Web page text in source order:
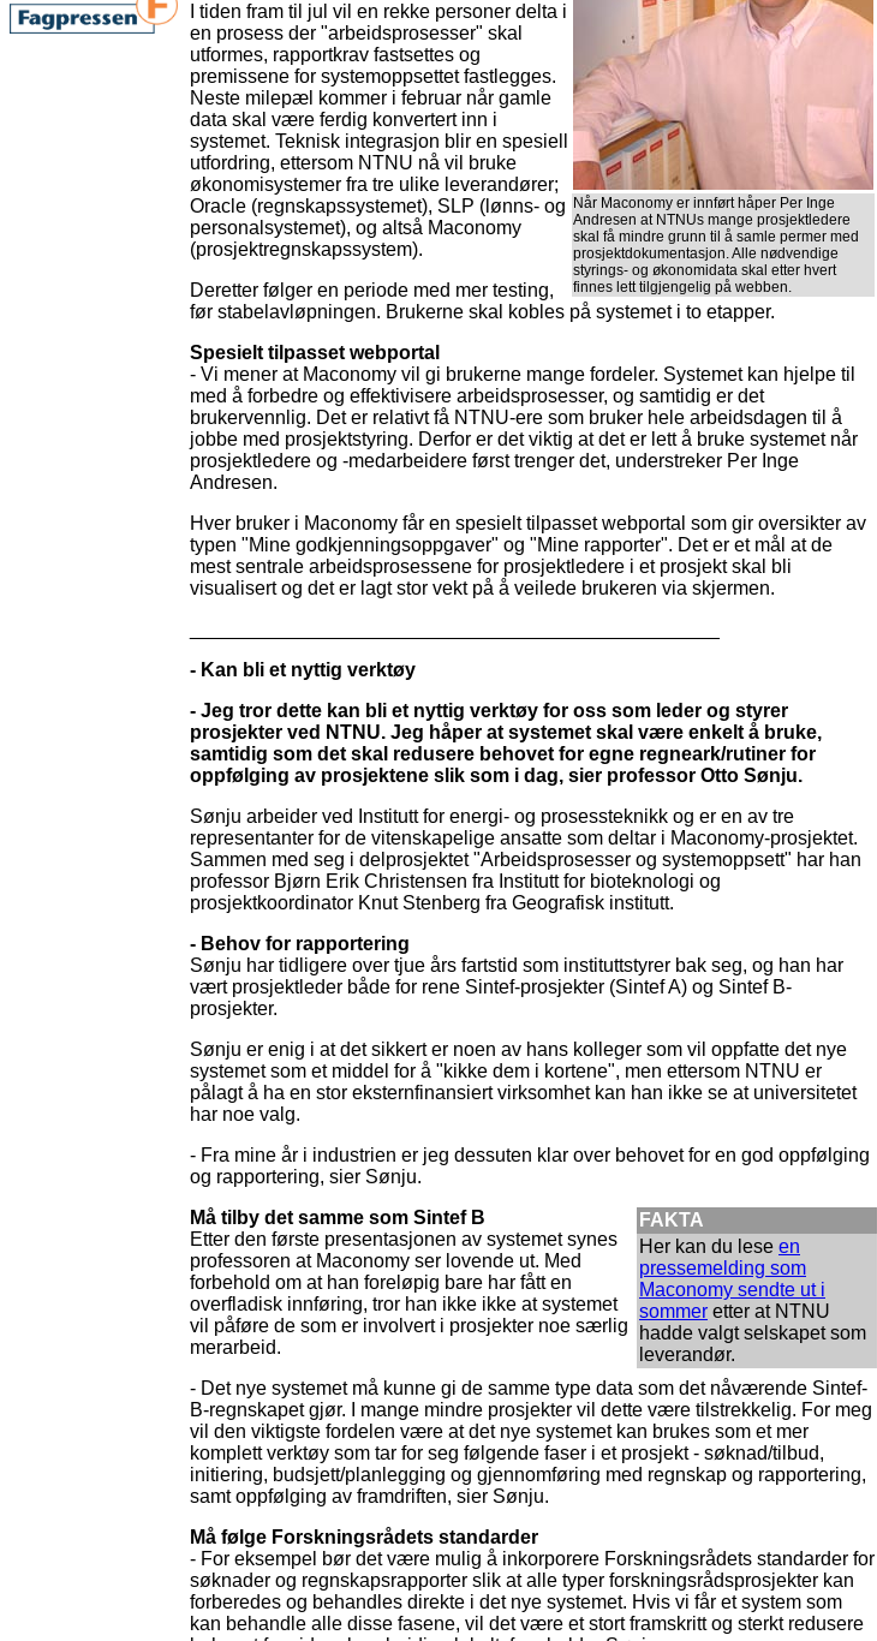
Når Maconomy er innført håper Per Inge
Andresen at NTNUs mange prosjektledere
skal få mindre grunn til å samle permer med
prosjektdokumentasjon. Alle nødvendige
styrings- og økonomidata skal etter hvert
finnes lett tilgjengelig på webben.
I tiden fram til jul vil en rekke personer delta i
en prosess der "arbeidsprosesser" skal
utformes, rapportkrav fastsettes og
premissene for systemoppsettet fastlegges.
Neste milepæl kommer i februar når gamle
data skal være ferdig konvertert inn i
systemet. Teknisk integrasjon blir en spesiell
utfordring, ettersom NTNU nå vil bruke
økonomisystemer fra tre ulike leverandører;
Oracle (regnskapssystemet), SLP (lønns- og
personalsystemet), og altså Maconomy
(prosjektregnskapssystem).
Deretter følger en periode med mer testing,
før stabelavløpningen. Brukerne skal kobles på systemet i to etapper.
Spesielt tilpasset webportal
- Vi mener at Maconomy vil gi brukerne mange fordeler. Systemet kan hjelpe til
med å forbedre og effektivisere arbeidsprosesser, og samtidig er det
brukervennlig. Det er relativt få NTNU-ere som bruker hele arbeidsdagen til å
jobbe med prosjektstyring. Derfor er det viktig at det er lett å bruke systemet når
prosjektledere og -medarbeidere først trenger det, understreker Per Inge
Andresen.
Hver bruker i Maconomy får en spesielt tilpasset webportal som gir oversikter av
typen "Mine godkjenningsoppgaver" og "Mine rapporter". Det er et mål at de
mest sentrale arbeidsprosessene for prosjektledere i et prosjekt skal bli
visualisert og det er lagt stor vekt på å veilede brukeren via skjermen.
- Kan bli et nyttig verktøy
- Jeg tror dette kan bli et nyttig verktøy for oss som leder og styrer
prosjekter ved NTNU. Jeg håper at systemet skal være enkelt å bruke,
samtidig som det skal redusere behovet for egne regneark/rutiner for
oppfølging av prosjektene slik som i dag, sier professor Otto Sønju.
Sønju arbeider ved Institutt for energi- og prosessteknikk og er en av tre
representanter for de vitenskapelige ansatte som deltar i Maconomy-prosjektet.
Sammen med seg i delprosjektet "Arbeidsprosesser og systemoppsett" har han
professor Bjørn Erik Christensen fra Institutt for bioteknologi og
prosjektkoordinator Knut Stenberg fra Geografisk institutt.
- Behov for rapportering
Sønju har tidligere over tjue års fartstid som instituttstyrer bak seg, og han har
vært prosjektleder både for rene Sintef-prosjekter (Sintef A) og Sintef B-
prosjekter.
Sønju er enig i at det sikkert er noen av hans kolleger som vil oppfatte det nye
systemet som et middel for å "kikke dem i kortene", men ettersom NTNU er
pålagt å ha en stor eksternfinansiert virksomhet kan han ikke se at universitetet
har noe valg.
- Fra mine år i industrien er jeg dessuten klar over behovet for en god oppfølging
og rapportering, sier Sønju.
FAKTA
Her kan du lese en
pressemelding som
Maconomy sendte ut i
sommer etter at NTNU
hadde valgt selskapet som
leverandør.
Må tilby det samme som Sintef B
Etter den første presentasjonen av systemet synes
professoren at Maconomy ser lovende ut. Med
forbehold om at han foreløpig bare har fått en
overfladisk innføring, tror han ikke ikke at systemet
vil påføre de som er involvert i prosjekter noe særlig
merarbeid.
- Det nye systemet må kunne gi de samme type data som det nåværende Sintef-
B-regnskapet gjør. I mange mindre prosjekter vil dette være tilstrekkelig. For meg
vil den viktigste fordelen være at det nye systemet kan brukes som et mer
komplett verktøy som tar for seg følgende faser i et prosjekt - søknad/tilbud,
initiering, budsjett/planlegging og gjennomføring med regnskap og rapportering,
samt oppfølging av framdriften, sier Sønju.
Må følge Forskningsrådets standarder
- For eksempel bør det være mulig å inkorporere Forskningsrådets standarder for
søknader og regnskapsrapporter slik at alle typer forskningsrådsprosjekter kan
forberedes og behandles direkte i det nye systemet. Hvis vi får et system som
kan behandle alle disse fasene, vil det være et stort framskritt og sterkt redusere